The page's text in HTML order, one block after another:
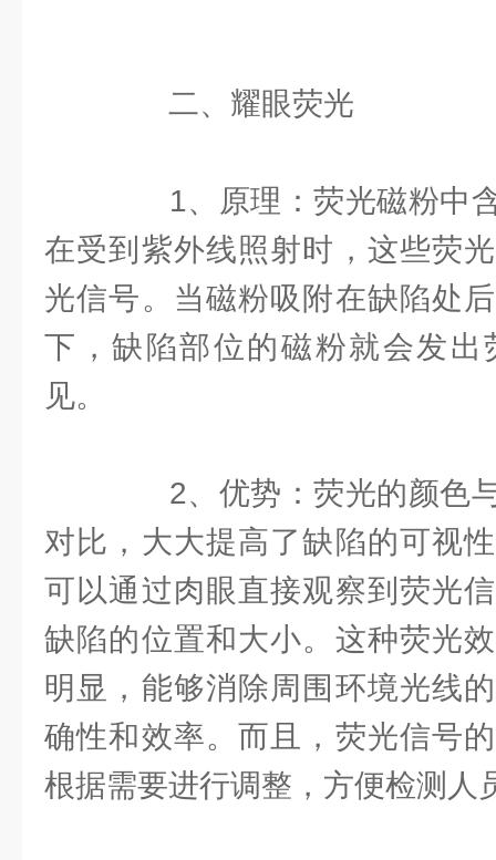
二、耀眼荧光
1、原理：荧光磁粉中含
在受到紫外线照射时，这些荧
光信号。当磁粉吸附在缺陷处
下，缺陷部位的磁粉就会发出
见。
2、优势：荧光的颜色与
对比，大大提高了缺陷的可视
可以通过肉眼直接观察到荧光
缺陷的位置和大小。这种荧光
明显，能够消除周围环境光线
确性和效率。而且，荧光信号
根据需要进行调整，方便检测人